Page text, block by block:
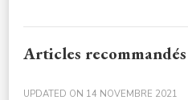
Articles recommandés
UPDATED ON 14 NOVEMBRE 2021